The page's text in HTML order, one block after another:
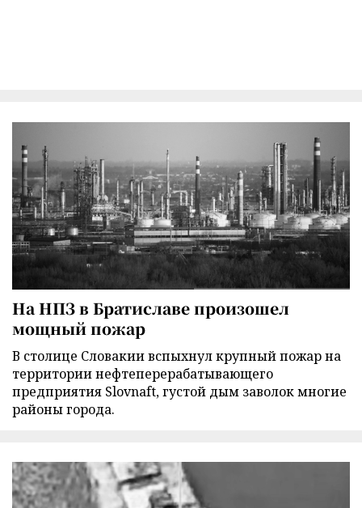
На НПЗ в Братиславе произошел
мощный пожар
В столице Словакии вспыхнул крупный пожар на
территории нефтеперерабатывающего
предприятия Slovnaft, густой дым заволок многие
районы города.